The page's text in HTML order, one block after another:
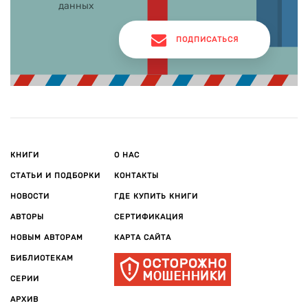
данных
ПОДПИСАТЬСЯ
КНИГИ
СТАТЬИ И ПОДБОРКИ
НОВОСТИ
АВТОРЫ
НОВЫМ АВТОРАМ
БИБЛИОТЕКАМ
СЕРИИ
АРХИВ
О НАС
КОНТАКТЫ
ГДЕ КУПИТЬ КНИГИ
СЕРТИФИКАЦИЯ
КАРТА САЙТА